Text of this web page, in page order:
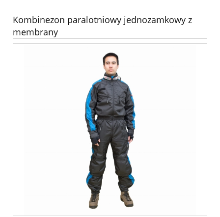
Kombinezon paralotniowy jednozamkowy z
membrany